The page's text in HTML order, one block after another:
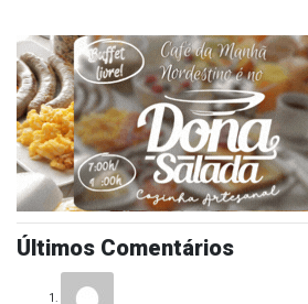
Últimos Comentários